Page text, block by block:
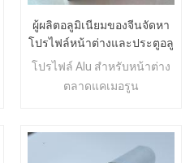
ผู้ผลิตอลูมิเนียมของจีนจัดหา
โปรไฟล์หน้าต่างและประตูอลู
มิเนียมสำหรับตลาดแคเมอรูน
โปรไฟล์ Alu สำหรับหน้าต่าง
ตลาดแคเมอรูน